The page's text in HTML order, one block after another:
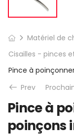
Matériel de
Cisailles - pinces
Pince à
Prev
Pince à
poinçons